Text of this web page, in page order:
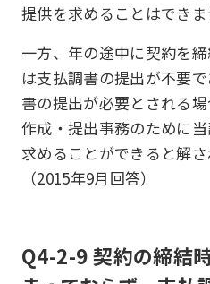
提供を求めることはできま
一方、年の途中に契約を
は支払調書の提出が不要
書の提出が必要とされる
作成・提出事務のために
求めることができると解さ
（2015年9月回答）
Q4-2-9 契約の締結